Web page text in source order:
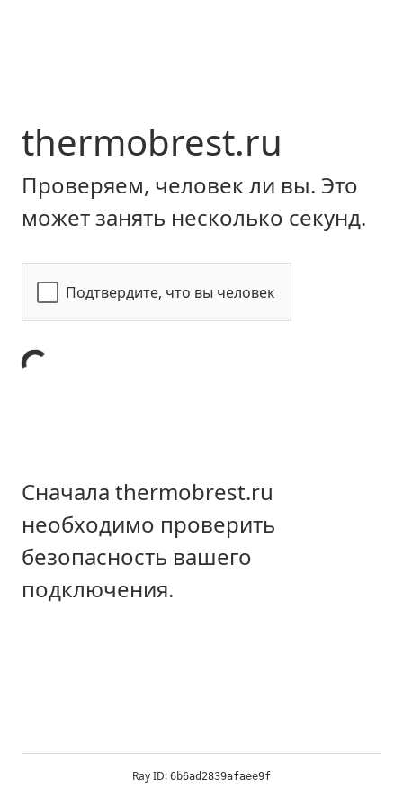
thermobrest.ru
Проверяем, человек ли вы. Это
может занять несколько секунд.
Подтвердите, что вы человек
Сначала thermobrest.ru
необходимо проверить
безопасность вашего
подключения.
Ray ID: 6b6ad2839afaee9f